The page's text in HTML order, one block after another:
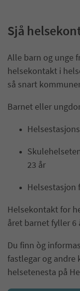
Sjå
Alle barn og unge
helsekontakt i
så snart
Barnet eller
23 år
Helsestasjon
Helsekontakt for
året barnet fyller 6
Du finn òg
fastlegar og andre
helsetenesta på